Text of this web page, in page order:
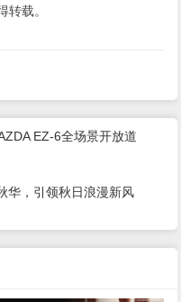
转载。
EZ-6全场景开放道
华，引领秋日浪漫新风